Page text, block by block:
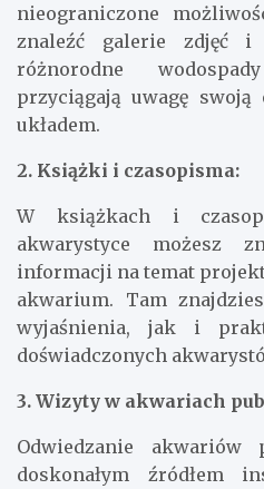
nieograniczone
znaleźć galerie zdjęć i
różnorodne
przyciągają uwagę
układem.
2. Książki i czasopisma:
W książkach i
akwarystyce możesz
informacji na temat
akwarium. Tam
wyjaśnienia, jak i
doświadczonych
3. Wizyty w akwariach
Odwiedzanie akwariów
doskonałym źródłem